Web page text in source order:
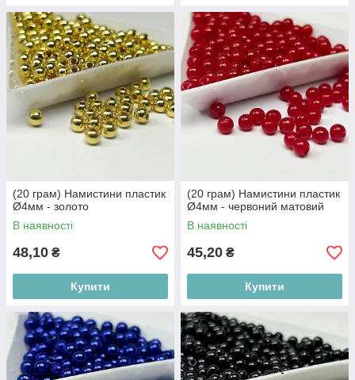
(20 грам) Намистини пластик
Ø4мм - золото
В наявності
48,10 ₴
Купити
(20 грам) Намистини пластик
Ø4мм - червоний матовий
В наявності
45,20 ₴
Купити